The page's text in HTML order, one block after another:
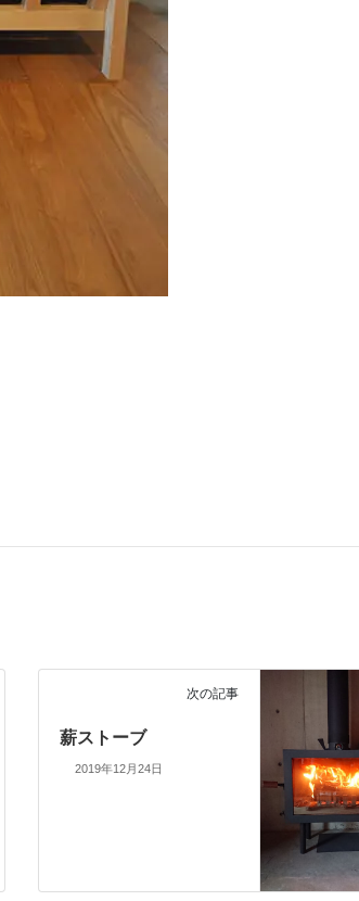
次の記事
薪ストーブ
2019年12月24日